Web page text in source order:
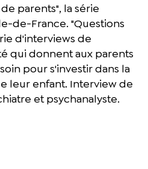
parents", la série
de-France. "Questions
d'interviews de
qui donnent aux parents
pour s'investir dans la
leur enfant. Interview de
et psychanalyste.